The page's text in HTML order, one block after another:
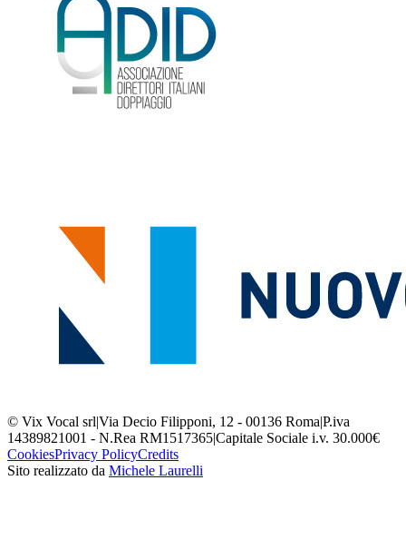
© Vix Vocal srl|Via Decio Filipponi, 12 - 00136 Roma|P.iva
14389821001 - N.Rea RM1517365|Capitale Sociale i.v. 30.000€
CookiesPrivacy PolicyCredits
Sito realizzato da Michele Laurelli